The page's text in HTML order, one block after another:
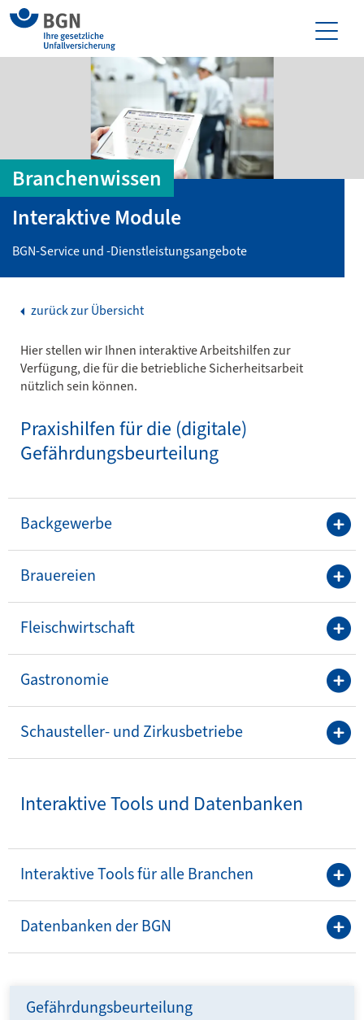
Branchenwissen
Interaktive Module
BGN-Service und -Dienstleistungsangebote
zurück zur Übersicht
Hier stellen wir Ihnen interaktive Arbeitshilfen zur
Verfügung, die für die betriebliche Sicherheitsarbeit
nützlich sein können.
Praxishilfen für die (digitale)
Gefährdungsbeurteilung
Backgewerbe
Brauereien
Fleischwirtschaft
Gastronomie
Schausteller- und Zirkusbetriebe
Interaktive Tools und Datenbanken
Interaktive Tools für alle Branchen
Datenbanken der BGN
Gefährdungsbeurteilung